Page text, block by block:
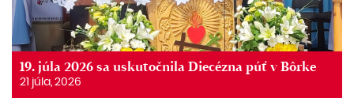
19. júla 2026 sa uskutočnila Diecézna púť v Bôrke
21 júla, 2026